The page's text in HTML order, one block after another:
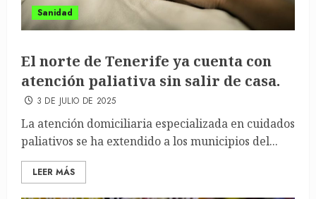
Sanidad
El norte de Tenerife ya cuenta con
atención paliativa sin salir de casa.
3 DE JULIO DE 2025
La atención domiciliaria especializada en cuidados
paliativos se ha extendido a los municipios del...
LEER MÁS